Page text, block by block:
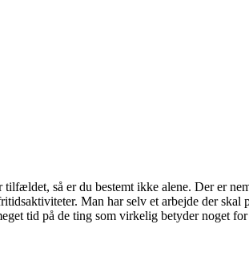
så er du bestemt ikke alene. Der er
Man har selv et arbejde der
tid på de ting som virkelig betyder noget